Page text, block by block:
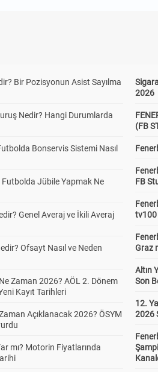
Bir Pozisyonun Asist Sayılma
Nedir? Hangi Durumlarda
Bonservis Sistemi Nasıl
Futbolda Jübile Yapmak Ne
Genel Averaj ve İkili Averaj
Ofsayt Nasıl ve Neden
Ne Zaman 2026? AÖL 2. Dönem
Kayıt Tarihleri
Açıklanacak 2026? ÖSYM
mı? Motorin Fiyatlarında
2026
(FB
FB
tv100
Graz
Altın
Son
12.
2026